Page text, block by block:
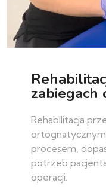
zabiegach
Rehabilitacja
procesem,
potrzeb
operacji.